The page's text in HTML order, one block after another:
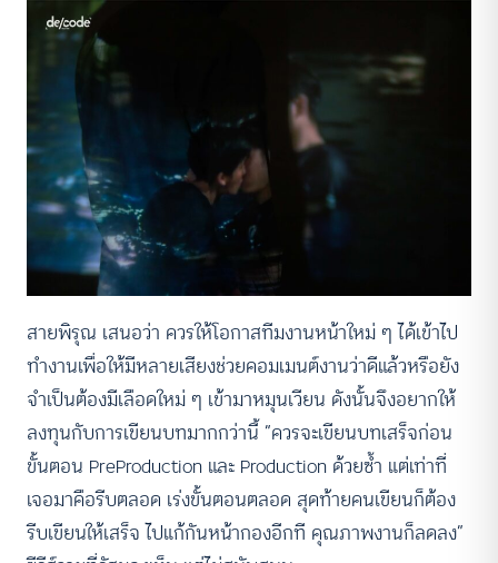
สายพิรุณ เสนอว่า ควรให้โอกาสทีมงานหน้าใหม่ ๆ ได้เข้าไป
ทำงานเพื่อให้มีหลายเสียงช่วยคอมเมนต์งานว่าดีแล้วหรือยัง
จำเป็นต้องมีเลือดใหม่ ๆ เข้ามาหมุนเวียน ดังนั้นจึงอยากให้
ลงทุนกับการเขียนบทมากกว่านี้ “ควรจะเขียนบทเสร็จก่อน
ขั้นตอน PreProduction และ Production ด้วยซ้ำ แต่เท่าที่
เจอมาคือรีบตลอด เร่งขั้นตอนตลอด สุดท้ายคนเขียนก็ต้อง
รีบเขียนให้เสร็จ ไปแก้กันหน้ากองอีกที คุณภาพงานก็ลดลง”